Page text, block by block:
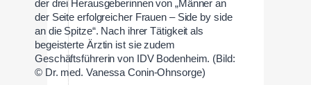
der drei Herausgeberinnen von „Männer an
der Seite erfolgreicher Frauen – Side by side
an die Spitze“. Nach ihrer Tätigkeit als
begeisterte Ärztin ist sie zudem
Geschäftsführerin von IDV Bodenheim. (Bild:
© Dr. med. Vanessa Conin-Ohnsorge)